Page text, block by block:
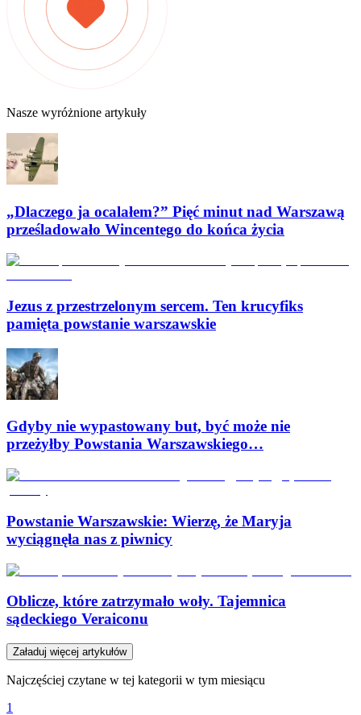
Nasze wyróżnione artykuły
„Dlaczego ja ocalałem?” Pięć minut nad Warszawą
prześladowało Wincentego do końca życia
Jezus z przestrzelonym sercem. Ten krucyfiks
pamięta powstanie warszawskie
Gdyby nie wypastowany but, być może nie
przeżyłby Powstania Warszawskiego…
Powstanie Warszawskie: Wierzę, że Maryja
wyciągnęła nas z piwnicy
Oblicze, które zatrzymało woły. Tajemnica
sądeckiego Veraiconu
Załaduj więcej artykułów
Najczęściej czytane w tej kategorii w tym miesiącu
1